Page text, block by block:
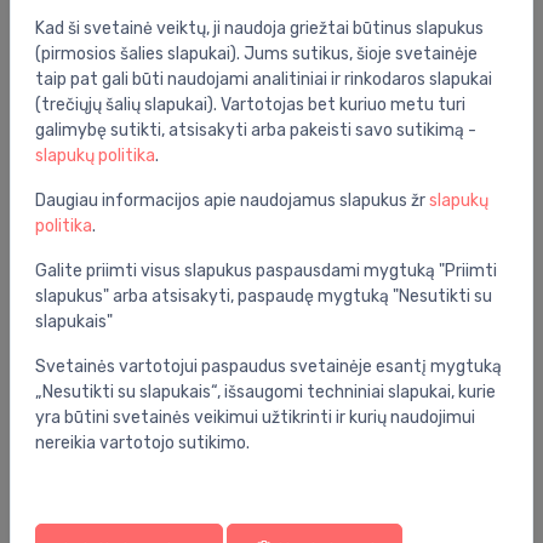
Bendrosios specifikacijos
Grupė: vonios kambarys
Specifikacija
Barkodas:
Prekės ženklas: Roca
Jums taip pat gali patikti
Kad ši svetainė veiktų, ji naudoja griežtai būtinus slapukus
(pirmosios šalies slapukai). Jums sutikus, šioje svetainėje
taip pat gali būti naudojami analitiniai ir rinkodaros slapukai
(trečiųjų šalių slapukai). Vartotojas bet kuriuo metu turi
galimybę sutikti, atsisakyti arba pakeisti savo sutikimą -
slapukų politika.
Daugiau informacijos apie naudojamus slapukus žrslapukų
politika.
Galite priimti visus slapukus paspausdami mygtuką "Priimti
slapukus" arba atsisakyti, paspaudę mygtuką "Nesutikti su
slapukais"
Svetainės vartotojui paspaudus svetainėje esantį mygtuką
„Nesutikti su slapukais“, išsaugomi techniniai slapukai, kurie
yra būtini svetainės veikimui užtikrinti ir kurių naudojimui
nereikia vartotojo sutikimo.